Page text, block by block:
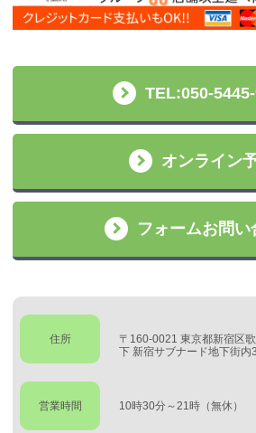
TEL:050-
オンライン
フォームお問い
住所
〒160-0021 東京都新宿区
下 新宿サブナード地下街内
営業時間 10時30分～21時（無休）